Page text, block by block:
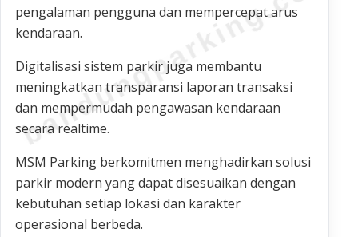
pengalaman pengguna dan mempercepat arus
kendaraan.
Digitalisasi sistem parkir juga membantu
meningkatkan transparansi laporan transaksi
dan mempermudah pengawasan kendaraan
secara realtime.
MSM Parking berkomitmen menghadirkan solusi
parkir modern yang dapat disesuaikan dengan
kebutuhan setiap lokasi dan karakter
operasional berbeda.
bandungparking.com